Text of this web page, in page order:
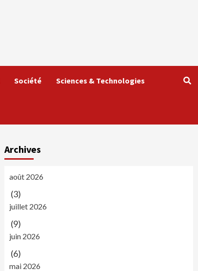
Société Sciences & Technologies
Archives
août 2026
(3)
juillet 2026
(9)
juin 2026
(6)
mai 2026